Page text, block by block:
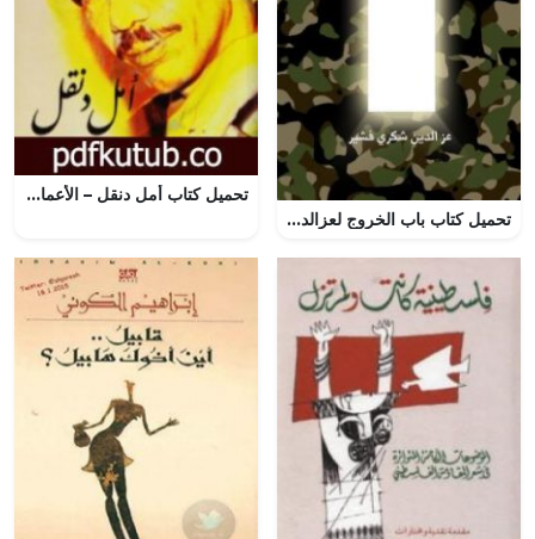
تحميل كتاب باب الخروج لعزالدين شكري فشير بصيغة PDF مجانا
تحميل كتاب أمل دنقل – الأعمال الكاملة PDF تأليف أمل دنقل مجانا [كامل]